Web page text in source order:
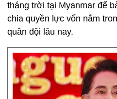
tháng trời tại Myanmar để
chia quyền lực vốn nằm
quân đội lâu nay.